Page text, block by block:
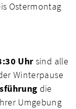
Ostermontag
Uhr sind alle
Winterpause
die
Umgebung